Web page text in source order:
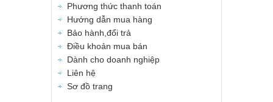
Phương thức thanh toán
Hướng dẫn mua hàng
Bảo hành,đổi trả
Điều khoản mua bán
Dành cho doanh nghiệp
Liên hệ
Sơ đồ trang